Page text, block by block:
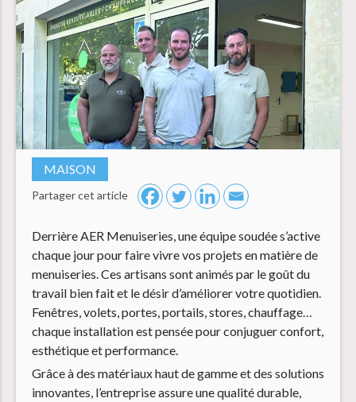
MAISON
Partager cet article
Derrière AER Menuiseries, une équipe soudée s’active
chaque jour pour faire vivre vos projets en matière de
menuiseries. Ces artisans sont animés par le goût du
travail bien fait et le désir d’améliorer votre quotidien.
Fenêtres, volets, portes, portails, stores, chauffage…
chaque installation est pensée pour conjuguer confort,
esthétique et performance.
Grâce à des matériaux haut de gamme et des solutions
innovantes, l’entreprise assure une qualité durable,